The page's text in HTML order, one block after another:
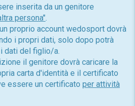
inserita da un genitore
persona".
proprio account wedosport dovrà
i propri dati, solo dopo potrà
dati del figlio/a.
il genitore dovrà caricare la
carta d'identità e il certificato
essere un certificato per attività